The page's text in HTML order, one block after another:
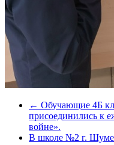
← Обучающие 4Б
присоединились к
войне».
В школе №2 г.